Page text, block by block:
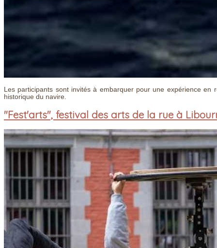
Les participants sont invités à embarquer pour une expérience
historique du navire.
"Fest'arts", festival des arts de la rue à